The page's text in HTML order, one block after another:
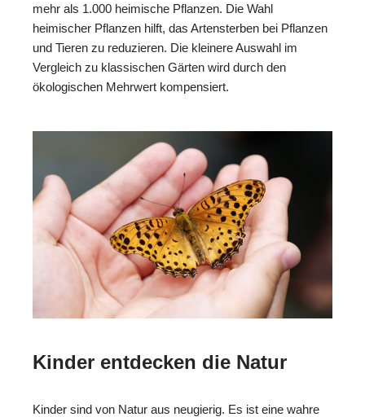
mehr als 1.000 heimische Pflanzen. Die Wahl
heimischer Pflanzen hilft, das Artensterben bei Pflanzen
und Tieren zu reduzieren. Die kleinere Auswahl im
Vergleich zu klassischen Gärten wird durch den
ökologischen Mehrwert kompensiert.
Kinder entdecken die Natur
Kinder sind von Natur aus neugierig. Es ist eine wahre